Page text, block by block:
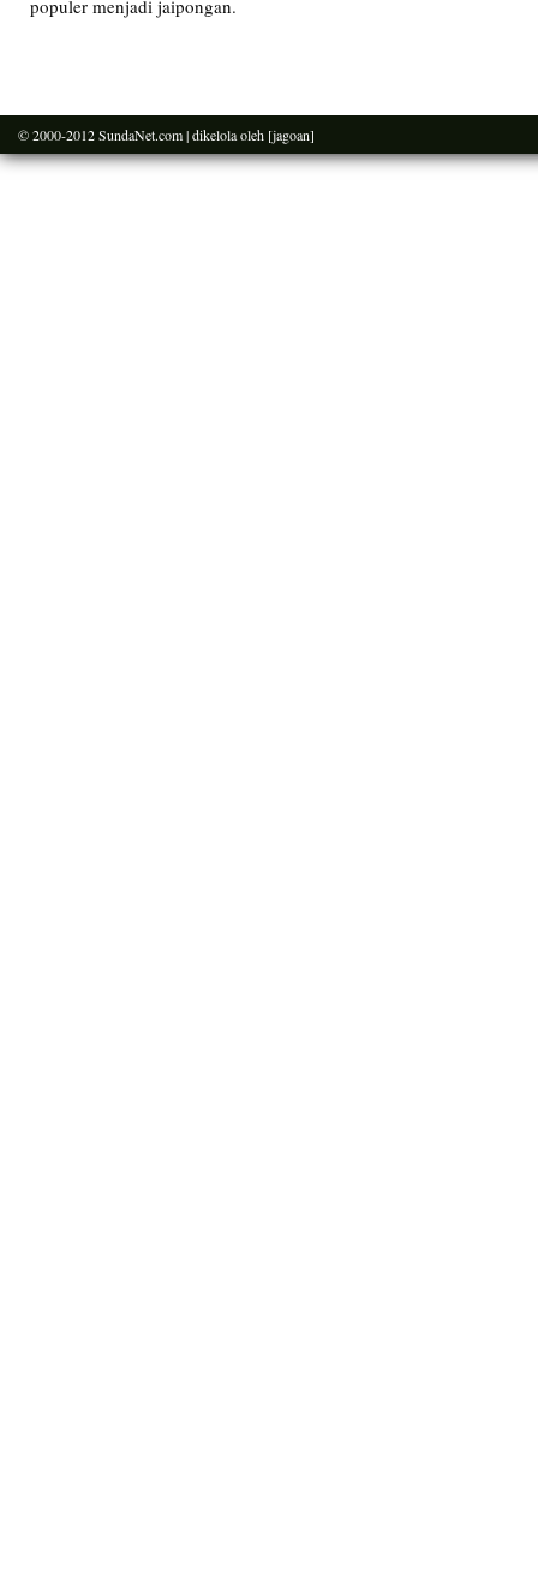
populer menjadi jaipongan.
© 2000-2012SundaNet.com| dikelola oleh [jagoan]